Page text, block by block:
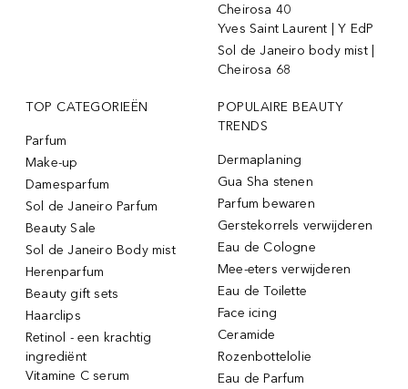
Cheirosa 40
Yves Saint Laurent | Y EdP
Sol de Janeiro body mist |
Cheirosa 68
TOP CATEGORIEËN
Parfum
Make-up
Damesparfum
Sol de Janeiro Parfum
Beauty Sale
Sol de Janeiro Body mist
Herenparfum
Beauty gift sets
Haarclips
Retinol - een krachtig
ingrediënt
Vitamine C serum
POPULAIRE BEAUTY
TRENDS
Dermaplaning
Gua Sha stenen
Parfum bewaren
Gerstekorrels verwijderen
Eau de Cologne
Mee-eters verwijderen
Eau de Toilette
Face icing
Ceramide
Rozenbottelolie
Eau de Parfum